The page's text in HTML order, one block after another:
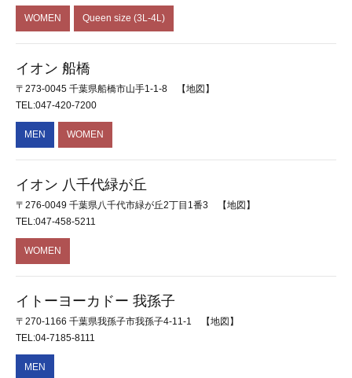
WOMEN Queen size (3L-4L)
イオン 船橋
〒273-0045 千葉県船橋市山手1-1-8
【地図】
TEL:047-420-7200
MEN WOMEN
イオン 八千代緑が丘
〒276-0049 千葉県八千代市緑が丘2丁目1番3
【地図】
TEL:047-458-5211
WOMEN
イトーヨーカドー 我孫子
〒270-1166 千葉県我孫子市我孫子4-11-1
【地図】
TEL:04-7185-8111
MEN